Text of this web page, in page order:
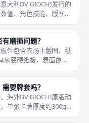
大利DV GIOCHI发行的
值、角色技能、版图布
、机制流程，二者差异
层面，不会改变对局策
磨损问题？
件包含农场主版图、纸
灰底硬纸板，表面覆哑
折、耐磨性能大幅提
损痕迹，仅线下门店每
要牌套吗？
海外DV GIOCHI原版动
单张卡牌厚度约300g
少量游玩无需牌套也能